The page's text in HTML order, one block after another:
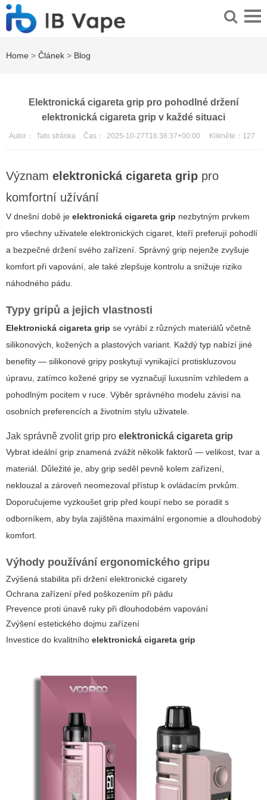
Home > Článek > Blog
Elektronická cigareta grip pro pohodlné držení
elektronická cigareta grip v každé situaci
Autor： Tato stránka Čas： 2025-10-27T16:38:37+00:00 Klikněte： 127
Význam elektronická cigareta grip pro
komfortní užívání
V dnešní době je elektronická cigareta grip nezbytným prvkem
pro všechny uživatele elektronických cigaret, kteří preferují pohodlí
a bezpečné držení svého zařízení. Správný grip nejenže zvyšuje
komfort při vapování, ale také zlepšuje kontrolu a snižuje riziko
náhodného pádu.
Typy gripů a jejich vlastnosti
Elektronická cigareta grip se vyrábí z různých materiálů včetně
silikonových, kožených a plastových variant. Každý typ nabízí jiné
benefity — silikonové gripy poskytují vynikající protiskluzovou
úpravu, zatímco kožené gripy se vyznačují luxusním vzhledem a
pohodlným pocitem v ruce. Výběr správného modelu závisí na
osobních preferencích a životním stylu uživatele.
Jak správně zvolit grip pro elektronická cigareta grip
Vybrat ideální grip znamená zvážit několik faktorů — velikost, tvar a
materiál. Důležité je, aby grip seděl pevně kolem zařízení,
neklouzal a zároveň neomezoval přístup k ovládacím prvkům.
Doporučujeme vyzkoušet grip před koupí nebo se poradit s
odborníkem, aby byla zajištěna maximální ergonomie a dlouhodobý
komfort.
Výhody používání ergonomického gripu
Zvýšená stabilita při držení elektronické cigarety
Ochrana zařízení před poškozením při pádu
Prevence proti únavě ruky při dlouhodobém vapování
Zvýšení estetického dojmu zařízení
Investice do kvalitního elektronická cigareta grip